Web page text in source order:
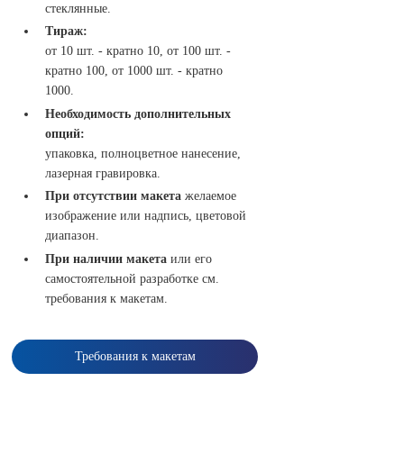
стеклянные.
Тираж:
от 10 шт. - кратно 10, от 100 шт. -
кратно 100, от 1000 шт. - кратно
1000.
Необходимость дополнительных
опций:
упаковка, полноцветное нанесение,
лазерная гравировка.
При отсутствии макета желаемое
изображение или надпись, цветовой
диапазон.
При наличии макета или его
самостоятельной разработке см.
требования к макетам.
Требования к макетам